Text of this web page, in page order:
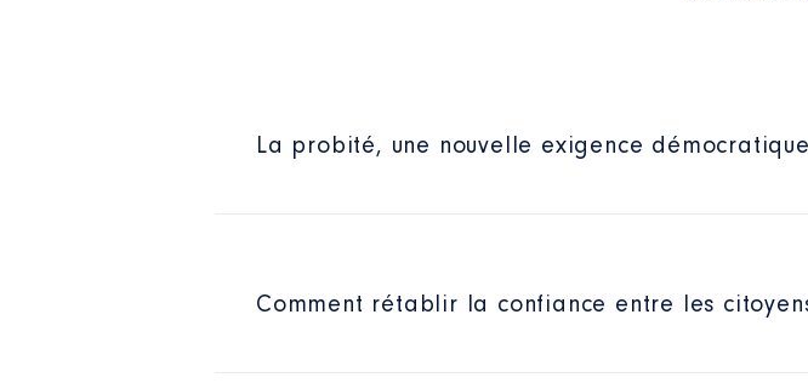
La probité, une nouvelle exigence
Comment rétablir la confiance entre les